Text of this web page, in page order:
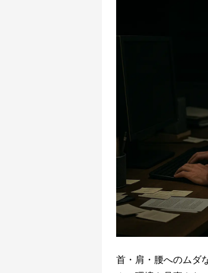
首・肩・腰へのムダ